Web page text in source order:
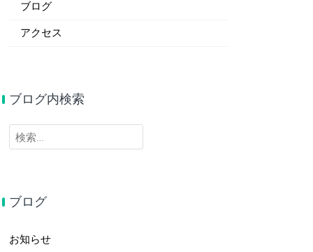
ブログ
アクセス
ブログ内検索
検
索:
ブログ
お知らせ